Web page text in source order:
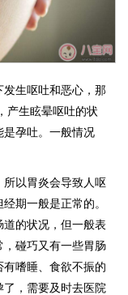
生呕吐和恶心，那
产生眩晕呕吐的状
是孕吐。一般情况
以胃炎会导致人呕
期一般是正常的。
的状况，但一般表
碰巧又有一些胃肠
嗜睡、食欲不振的
，需要及时去医院